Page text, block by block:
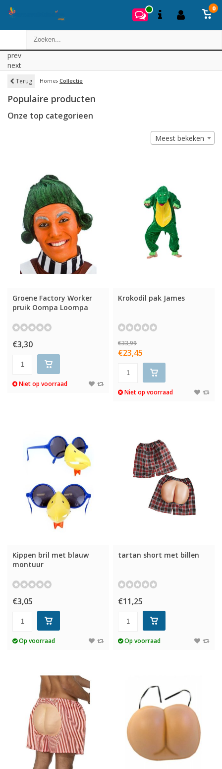
0
prev
next
Terug Home Collectie
Populaire producten
Onze top categorieen
Meest bekeken
Groene Factory Worker
pruik Oompa Loompa
€3,30
Niet op voorraad
Krokodil pak James
€33,99
€23,45
Niet op voorraad
Kippen bril met blauw
montuur
€3,05
Op voorraad
tartan short met billen
€11,25
Op voorraad